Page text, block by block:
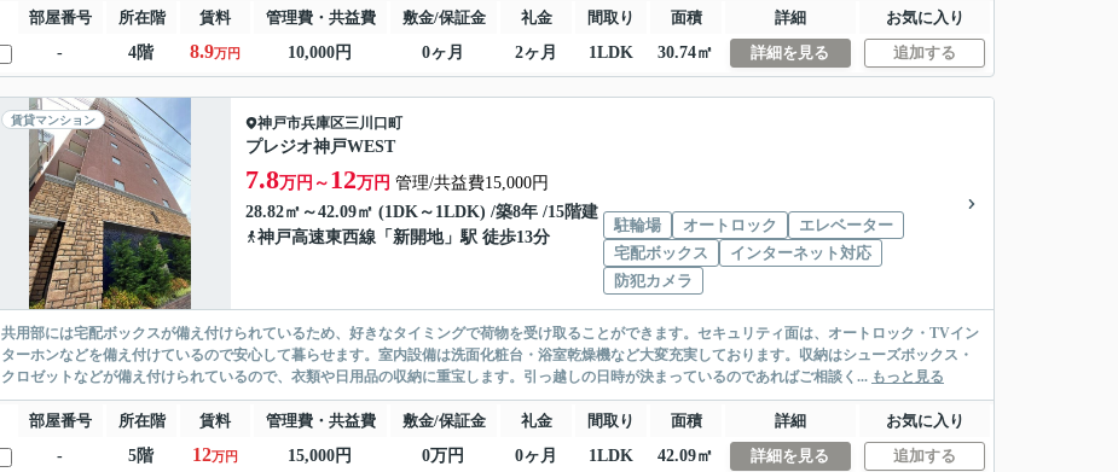
部屋番号 所在階 賃料 管理費・共益費 敷金/保証金 礼金 間取り 面積 詳細
お気に入り
-
4階 8.9万円 10,000円 0ヶ月 2ヶ月 1LDK 30.74㎡ 詳細を見る 追加する
賃貸マンション 神戸市兵庫区三川口町
プレジオ神戸WEST
7.8万円～ 12万円 管理/共益費15,000円
28.82㎡～42.09㎡ (1DK～1LDK) /築8年 /15階建
神戸高速東西線 「 新開地」駅 徒歩13分
駐輪場 オートロック
エレベーター
宅配ボックス
インターネット対応
防犯カメラ
共用部には宅配ボックスが備え付けられているため、好きなタイミングで荷物を受け取ることができます。セキュリティ面は、オートロック・TVイン
ターホンなどを備え付けているので安心して暮らせます。室内設備は洗面化粧台・浴室乾燥機など大変充実しております。収納はシューズボックス・
クロゼットなどが備え付けられているので、衣類や日用品の収納に重宝します。引っ越しの日時が決まっているのであればご相談く... もっと見る
部屋番号 所在階 賃料 管理費・共益費 敷金/保証金 礼金 間取り 面積 詳細
お気に入り
-
5階 12万円 15,000円 0万円 0ヶ月 1LDK 42.09㎡ 詳細を見る 追加する